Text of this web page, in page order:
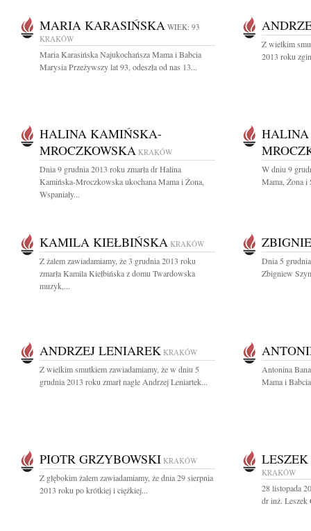
MARIA KARASIŃSKA WIEK: 93
KRAKÓW
Maria Karasińska Najukochańsza Mama i Babcia
Marysia Przeżywszy lat 93, odeszła od nas 13...
Z wielkim
2013 roku
HALINA KAMIŃSKA-
MROCZKOWSKA KRAKÓW
Dnia 9 grudnia 2013 roku zmarła dr Halina
Kamińska-Mroczkowska ukochana Mama i Żona,
Wspaniały...
W dniu 9
Mama, Żona i
KAMILA KIEŁBIŃSKA KRAKÓW
Z żalem zawiadamiamy, że 3 grudnia 2013 roku
zmarła Kamila Kiełbińska z domu Twardowska
muzyk,...
Dnia 5
Zbigniew
ANDRZEJ LENIAREK KRAKÓW
Z wielkim smutkiem zawiadamiamy, że w dniu 5
grudnia 2013 roku zmarł nagle Andrzej Leniartek...
Antonina
Mama i
PIOTR GRZYBOWSKI KRAKÓW
Z głębokim żalem zawiadamiamy, że dnia 29 sierpnia
2013 roku po krótkiej i ciężkiej...
KRAKÓW
28 listopada
dr inż.